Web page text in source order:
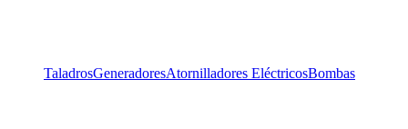
TaladrosGeneradoresAtornilladores EléctricosBombas